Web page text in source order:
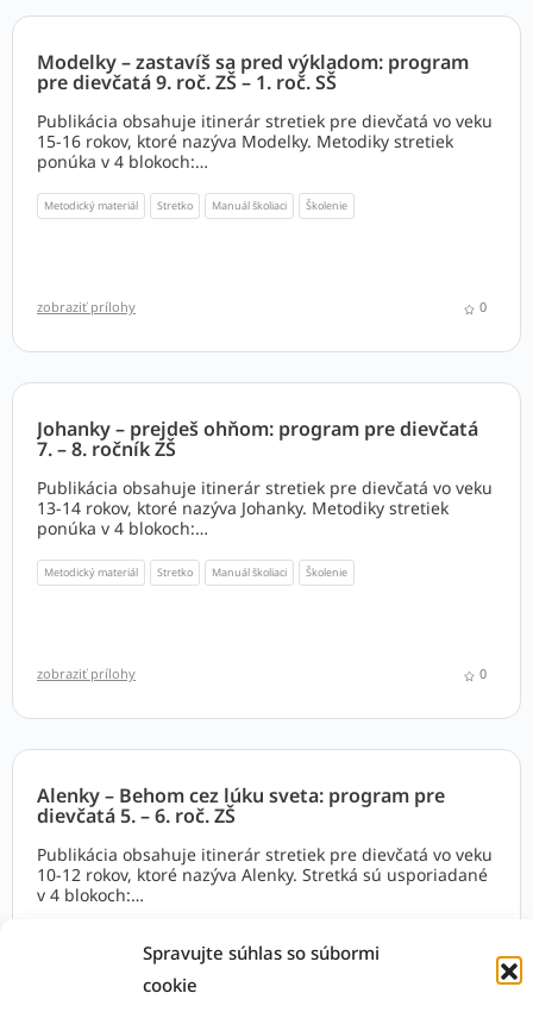
Spravujte súhlas so súbormi
cookie
Modelky – zastavíš sa pred výkladom: program
pre dievčatá 9. roč. ZŠ – 1. roč. SŠ
Publikácia obsahuje itinerár stretiek pre dievčatá vo veku
15-16 rokov, ktoré nazýva Modelky. Metodiky stretiek
ponúka v 4 blokoch:
2. Doma vo svete
3. Ja – žena
Metodický materiál Stretko Manuál školiaci Školenie
zobraziť prílohy 0
Johanky – prejdeš ohňom: program pre dievčatá
7. – 8. ročník ZŠ
Publikácia obsahuje itinerár stretiek pre dievčatá vo veku
13-14 rokov, ktoré nazýva Johanky. Metodiky stretiek
ponúka v 4 blokoch:
2. Girlpower - som strhujúca - moje zdroje
3. Skús, čo dokážeš a vydržíš - moj sila, zbraň a štít
Metodický materiál Stretko Manuál školiaci Školenie
zobraziť prílohy 0
Alenky – Behom cez lúku sveta: program pre
dievčatá 5. – 6. roč. ZŠ
Publikácia obsahuje itinerár stretiek pre dievčatá vo veku
10-12 rokov, ktoré nazýva Alenky. Stretká sú usporiadané
v 4 blokoch:
3. Tajomstvo premeny
4. Z princeznej kráľovná